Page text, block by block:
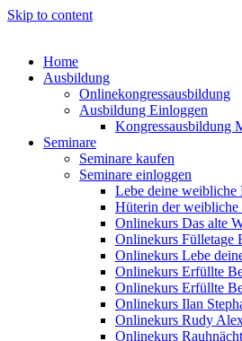
Skip to content
Home
Ausbildung
Onlinekongressausbildung
Ausbildung Einloggen
Kongressausbildung
Seminare
Seminare kaufen
Seminare einloggen
Lebe deine weibliche
Hüterin der
Onlinekurs Das alte
Onlinekurs Fülletage
Onlinekurs Lebe
Onlinekurs Erfüllte
Onlinekurs Erfüllte
Onlinekurs Ilan
Onlinekurs Rudy
Onlinekurs